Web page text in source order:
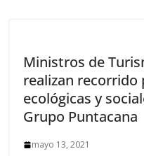
Ministros de
realizan recorrido
ecológicas y
Grupo Puntacana
mayo 13, 2021